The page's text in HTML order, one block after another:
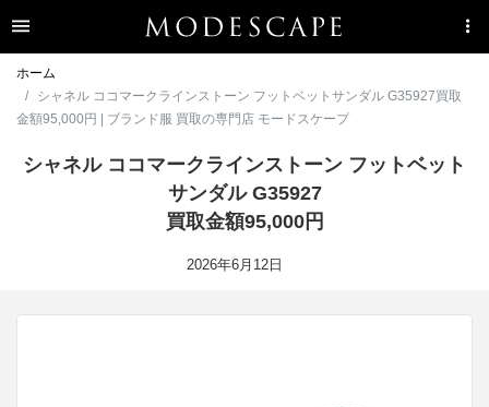
ホーム
シャネル ココマークラインストーン フットベットサンダル G35927買取
金額95,000円 | ブランド服 買取の専門店 モードスケープ
シャネル ココマークラインストーン フットベット
サンダル G35927
買取金額95,000円
2026年6月12日